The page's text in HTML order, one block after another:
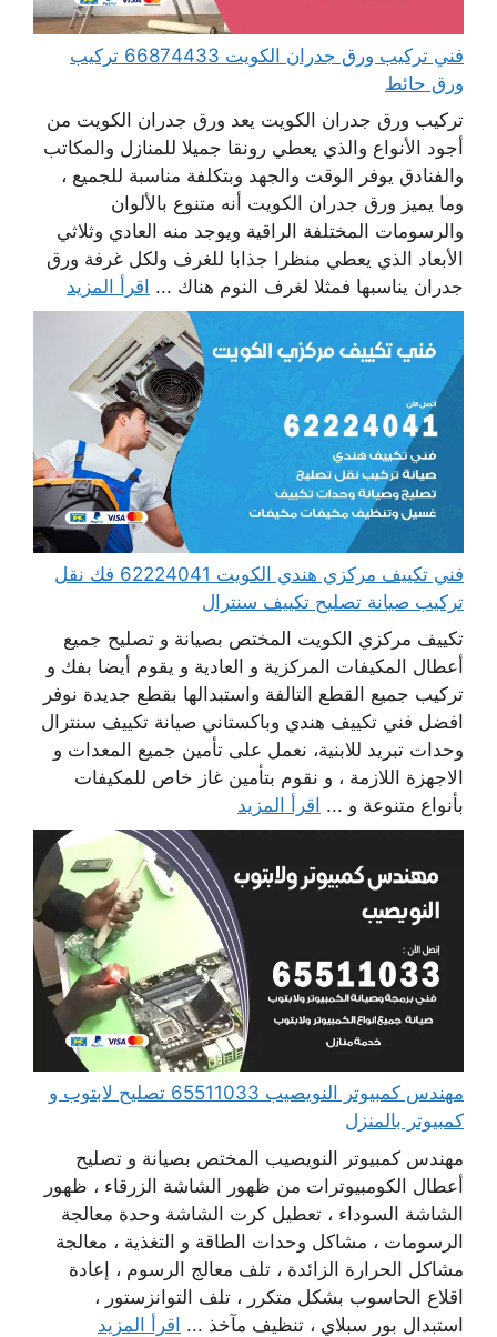
فني تركيب ورق جدران الكويت 66874433 تركيب
ورق حائط
تركيب ورق جدران الكويت يعد ورق جدران الكويت من
أجود الأنواع والذي يعطي رونقا جميلا للمنازل والمكاتب
والفنادق يوفر الوقت والجهد وبتكلفة مناسبة للجميع ،
وما يميز ورق جدران الكويت أنه متنوع بالألوان
والرسومات المختلفة الراقية ويوجد منه العادي وثلاثي
الأبعاد الذي يعطي منظرا جذابا للغرف ولكل غرفة ورق
جدران يناسبها فمثلا لغرف النوم هناك ... اقرأ المزيد
فني تكييف مركزي هندي الكويت 62224041 فك نقل
تركيب صيانة تصليح تكييف سنترال
تكييف مركزي الكويت المختص بصيانة و تصليح جميع
أعطال المكيفات المركزية و العادية و يقوم أيضا بفك و
تركيب جميع القطع التالفة واستبدالها بقطع جديدة نوفر
افضل فني تكييف هندي وباكستاني صيانة تكييف سنترال
وحدات تبريد للابنية، نعمل على تأمين جميع المعدات و
الاجهزة اللازمة ، و نقوم بتأمين غاز خاص للمكيفات
بأنواع متنوعة و ... اقرأ المزيد
مهندس كمبيوتر النويصيب 65511033 تصليح لابتوب و
كمبيوتر بالمنزل
مهندس كمبيوتر النويصيب المختص بصيانة و تصليح
أعطال الكومبيوترات من ظهور الشاشة الزرقاء ، ظهور
الشاشة السوداء ، تعطيل كرت الشاشة وحدة معالجة
الرسومات ، مشاكل وحدات الطاقة و التغذية ، معالجة
مشاكل الحرارة الزائدة ، تلف معالج الرسوم ، إعادة
اقلاع الحاسوب بشكل متكرر ، تلف التوانزستور ،
استبدال بور سبلاي ، تنظيف مآخذ ... اقرأ المزيد